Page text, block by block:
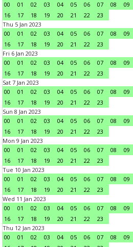
00
01 02 03 04 05 06 07 08 09
16
17 18 19 20 21 22
23
Thu 5 Jan 2023
00
01 02 03 04 05 06 07 08 09
16
17 18 19 20 21 22
23
Fri 6 Jan 2023
00
01 02 03 04 05 06 07 08 09
16
17 18 19 20 21 22
23
Sat 7 Jan 2023
00
01 02 03 04 05 06 07 08 09
16
17 18 19 20 21 22
23
Sun 8 Jan 2023
00
01 02 03 04 05 06 07 08 09
16
17 18 19 20 21 22
23
Mon 9 Jan 2023
00
01 02 03 04 05 06 07 08 09
16
17 18 19 20 21 22
23
Tue 10 Jan 2023
00
01 02 03 04 05 06 07 08 09
16
17 18 19 20 21 22
23
Wed 11 Jan 2023
00
01 02 03 04 05 06 07 08 09
16
17 18 19 20 21 22
23
Thu 12 Jan 2023
00
01 02 03 04 05 06 07 08 09